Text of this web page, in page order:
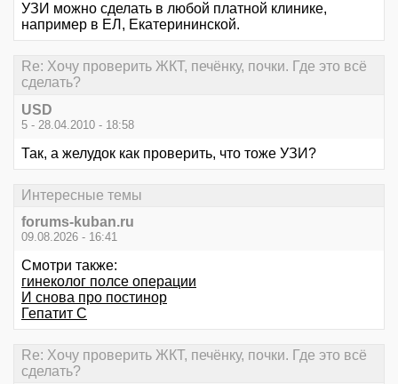
УЗИ можно сделать в любой платной клинике,
например в ЕЛ, Екатерининской.
Re: Хочу проверить ЖКТ, печёнку, почки. Где это всё
сделать?
USD
5 - 28.04.2010 - 18:58
Так, а желудок как проверить, что тоже УЗИ?
Интересные темы
forums-kuban.ru
09.08.2026 - 16:41
Смотри также:
гинеколог полсе операции
И снова про постинор
Гепатит С
Re: Хочу проверить ЖКТ, печёнку, почки. Где это всё
сделать?